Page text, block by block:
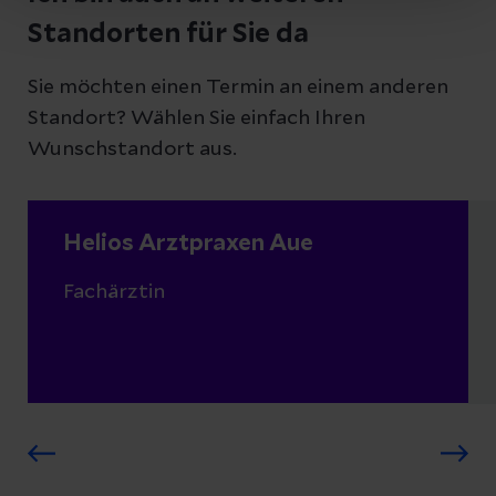
Standorten für Sie da
Sie möchten einen Termin an einem anderen
Standort? Wählen Sie einfach Ihren
Wunschstandort aus.
Helios Arztpraxen Aue
Fachärztin